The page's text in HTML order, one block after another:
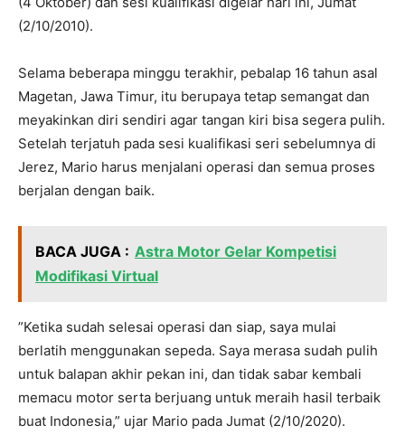
(2/10/2010).
Selama beberapa minggu terakhir, pebalap 16 tahun asal
Magetan, Jawa Timur, itu berupaya tetap semangat dan
meyakinkan diri sendiri agar tangan kiri bisa segera pulih.
Setelah terjatuh pada sesi kualifikasi seri sebelumnya di
Jerez, Mario harus menjalani operasi dan semua proses
berjalan dengan baik.
BACA JUGA : Astra Motor Gelar Kompetisi
Modifikasi Virtual
”Ketika sudah selesai operasi dan siap, saya mulai
berlatih menggunakan sepeda. Saya merasa sudah pulih
untuk balapan akhir pekan ini, dan tidak sabar kembali
memacu motor serta berjuang untuk meraih hasil terbaik
buat Indonesia,” ujar Mario pada Jumat (2/10/2020).